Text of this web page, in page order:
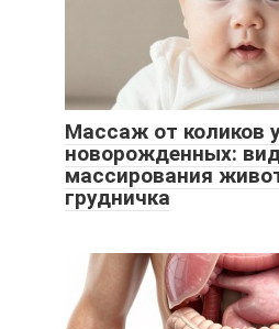
Массаж от коликов
новорожденных:
массирования
грудничка